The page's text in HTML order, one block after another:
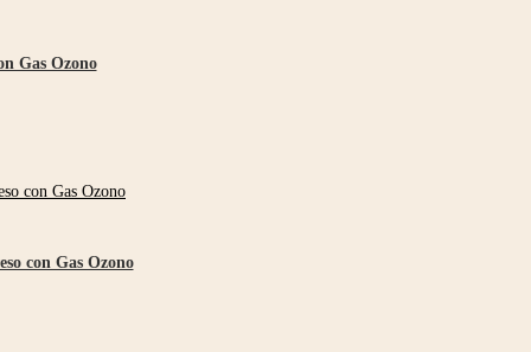
Gas Ozono
con Gas Ozono